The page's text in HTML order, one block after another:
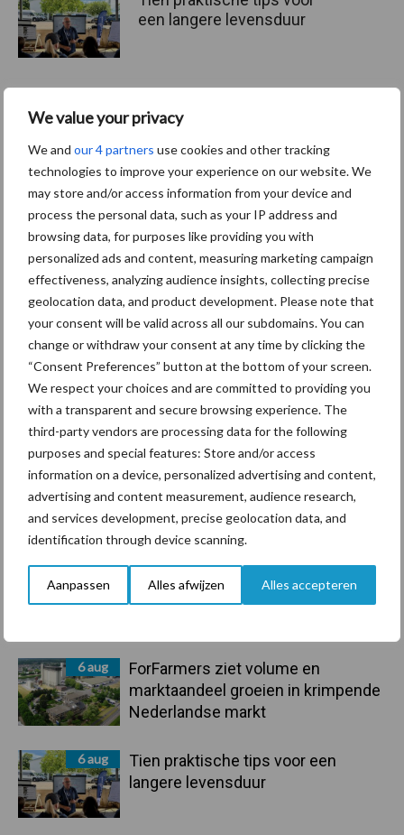
We value your privacy
We and our 4 partners use cookies and other tracking
technologies to improve your experience on our website. We
may store and/or access information from your device and
process the personal data, such as your IP address and
browsing data, for purposes like providing you with
personalized ads and content, measuring marketing campaign
effectiveness, analyzing audience insights, collecting precise
geolocation data, and product development. Please note that
your consent will be valid across all our subdomains. You can
change or withdraw your consent at any time by clicking the
“Consent Preferences” button at the bottom of your screen.
We respect your choices and are committed to providing you
with a transparent and secure browsing experience. The
third-party vendors are processing data for the following
purposes and special features: Store and/or access
information on a device, personalized advertising and content,
advertising and content measurement, audience research,
and services development, precise geolocation data, and
identification through device scanning.
Aanpassen Alles afwijzen Alles accepteren
Primaire
Sidebar
6 aug
ForFarmers ziet volume en
marktaandeel groeien in krimpende
Nederlandse markt
6 aug
Tien praktische tips voor een
langere levensduur
een langere levensduur
“Vraag naar praktische
Polen groter dan ooit”
Themapagina's
Diergezondheid Bemesting Fokkerij
Bedrijfsnieuws
Ligbox &
Voerhekken
Toon meer